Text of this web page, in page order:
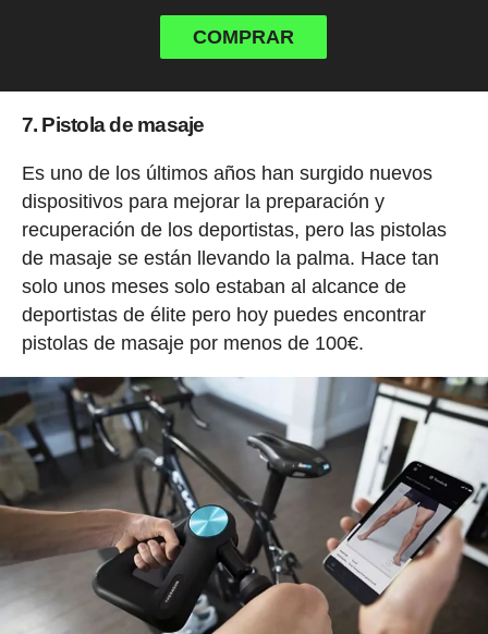
COMPRAR
7. Pistola de masaje
Es uno de los últimos años han surgido nuevos
dispositivos para mejorar la preparación y
recuperación de los deportistas, pero las pistolas
de masaje se están llevando la palma. Hace tan
solo unos meses solo estaban al alcance de
deportistas de élite pero hoy puedes encontrar
pistolas de masaje por menos de 100€.